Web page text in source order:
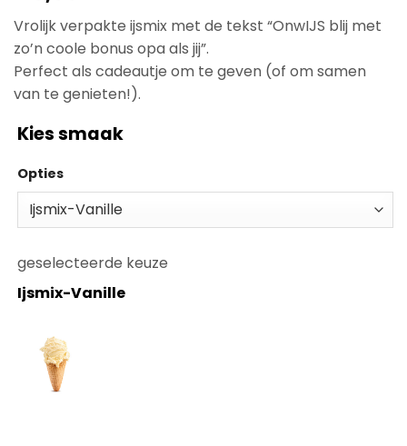
Vrolijk verpakte ijsmix met de tekst “OnwIJS blij met
zo’n coole bonus opa als jij”.
Perfect als cadeautje om te geven (of om samen
van te genieten!).
Kies smaak
Opties
geselecteerde keuze
Ijsmix-Vanille